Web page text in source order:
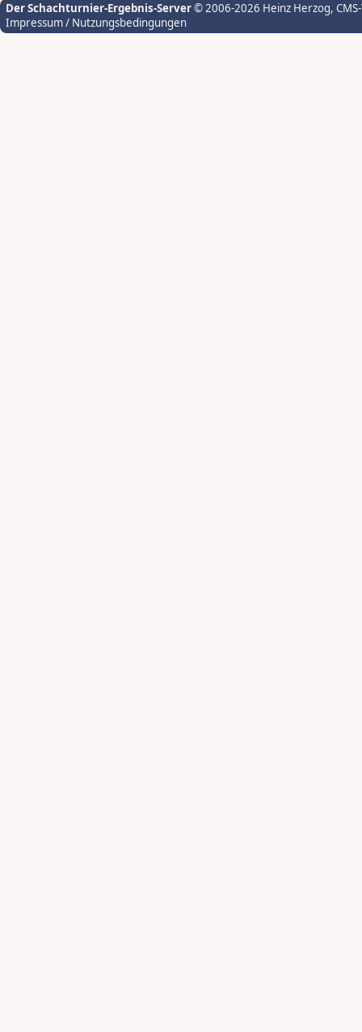
Der Schachturnier-Ergebnis-Server© 2006-2026 Heinz Herzog,
Impressum / Nutzungsbedingungen